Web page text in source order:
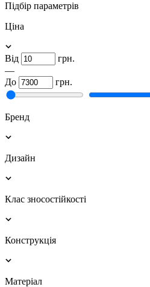
Підбір параметрів
Ціна
Від
грн.
—
До
грн.
Бренд
Дизайн
Клас зносостійкості
Конструкція
Матеріал